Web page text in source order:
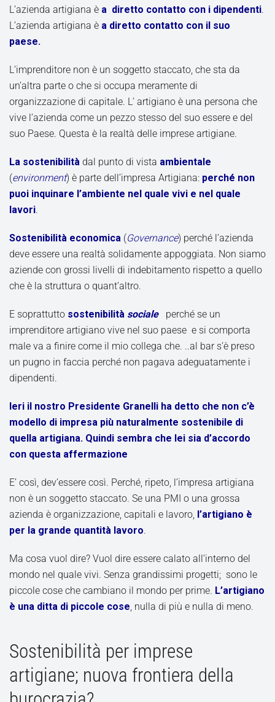
L’azienda artigiana è a diretto contatto con i dipendenti.
L’azienda artigiana è a diretto contatto con il suo
paese.
L’imprenditore non è un soggetto staccato, che sta da
un’altra parte o che si occupa meramente di
organizzazione di capitale. L’ artigiano è una persona che
vive l’azienda come un pezzo stesso del suo essere e del
suo Paese. Questa è la realtà delle imprese artigiane.
La sostenibilità dal punto di vista ambientale
(environment) è parte dell’impresa Artigiana: perché non
puoi inquinare l’ambiente nel quale vivi e nel quale
lavori.
Sostenibilità economica (Governance) perché l’azienda
deve essere una realtà solidamente appoggiata. Non siamo
aziende con grossi livelli di indebitamento rispetto a quello
che è la struttura o quant’altro.
E soprattutto sostenibilità socialeperché se un
imprenditore artigiano vive nel suo paese e si comporta
male va a finire come il mio collega che. ..al bar s’è preso
un pugno in faccia perché non pagava adeguatamente i
dipendenti.
Ieri il nostro Presidente Granelli ha detto che non c’è
modello di impresa più naturalmente sostenibile di
quella artigiana. Quindi sembra che lei sia d’accordo
con questa affermazione
E’ così, dev’essere così. Perché, ripeto, l’impresa artigiana
non è un soggetto staccato. Se una PMI o una grossa
azienda è organizzazione, capitali e lavoro, l’artigiano è
per la grande quantità lavoro.
Ma cosa vuol dire? Vuol dire essere calato all’interno del
mondo nel quale vivi. Senza grandissimi progetti; sono le
piccole cose che cambiano il mondo per prime. L’artigiano
è una ditta di piccole cose, nulla di più e nulla di meno.
Sostenibilità per imprese
artigiane; nuova frontiera della